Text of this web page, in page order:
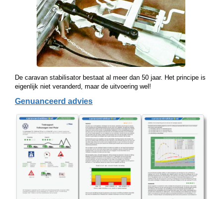
De caravan stabilisator bestaat al meer dan 50 jaar. Het principe is
eigenlijk niet veranderd, maar de uitvoering wel!
Genuanceerd advies